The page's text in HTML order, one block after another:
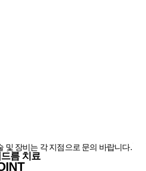
및 장비는 각 지점으로 문의 바랍니다.
름 치료